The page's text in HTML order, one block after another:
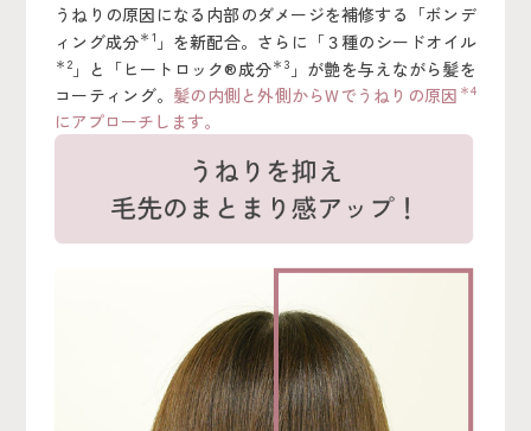
うねりの原因になる内部のダメージを補修する「ボンデ
ィング成分＊1 」を新配合。さらに「３種のシードオイル
＊2」と「ヒートロック®成分＊3 」が艶を与えながら髪を
コーティング。 髪の内側と外側からWでうねりの原因 ＊4
にアプローチします。